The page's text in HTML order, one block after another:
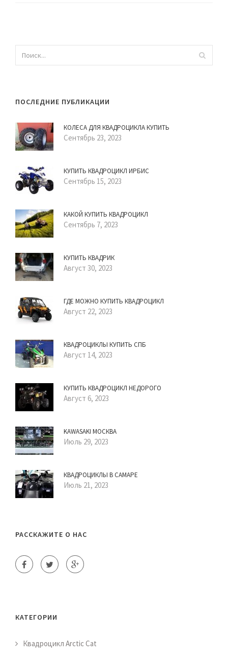
ПОСЛЕДНИЕ ПУБЛИКАЦИИ
КОЛЕСА ДЛЯ КВАДРОЦИКЛА КУПИТЬ
Сентябрь 23, 2023
КУПИТЬ КВАДРОЦИКЛ ИРБИС
Сентябрь 15, 2023
КАКОЙ КУПИТЬ КВАДРОЦИКЛ
Сентябрь 7, 2023
КУПИТЬ КВАДРИК
Август 30, 2023
ГДЕ МОЖНО КУПИТЬ КВАДРОЦИКЛ
Август 22, 2023
КВАДРОЦИКЛЫ КУПИТЬ СПБ
Август 14, 2023
КУПИТЬ КВАДРОЦИКЛ НЕДОРОГО
Август 6, 2023
KAWASAKI МОСКВА
Июль 29, 2023
КВАДРОЦИКЛЫ В САМАРЕ
Июль 21, 2023
РАССКАЖИТЕ О НАС
КАТЕГОРИИ
Квадроцикл Arctic Cat